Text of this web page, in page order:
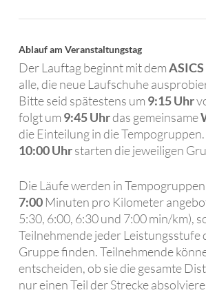
Ablauf am Veranstaltungstag
Der Lauftag beginnt mit dem
alle, die neue Laufschuhe
Bitte seid spätestens um 9:15 Uhr
folgt um 9:45 Uhrdas gemeinsame
die Einteilung in die
10:00 Uhrstarten die jeweiligen
Die Läufe werden in
7:00Minuten pro Kilometer
5:30, 6:00, 6:30 und 7:00 min/km),
Teilnehmende jeder Leistungsstufe
Gruppe finden. Teilnehmende
entscheiden, ob sie die gesamte
nur einen Teil der Strecke